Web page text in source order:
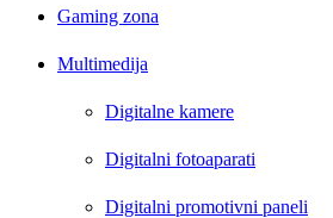
Gaming zona
Multimedija
Digitalne kamere
Digitalni fotoaparati
Digitalni promotivni paneli